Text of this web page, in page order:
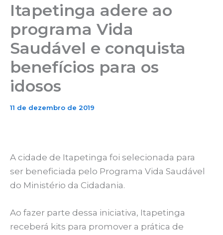
Itapetinga adere ao
programa Vida
Saudável e conquista
benefícios para os
idosos
11 de dezembro de 2019
A cidade de Itapetinga foi selecionada para
ser beneficiada pelo Programa Vida Saudável
do Ministério da Cidadania.
Ao fazer parte dessa iniciativa, Itapetinga
receberá kits para promover a prática de